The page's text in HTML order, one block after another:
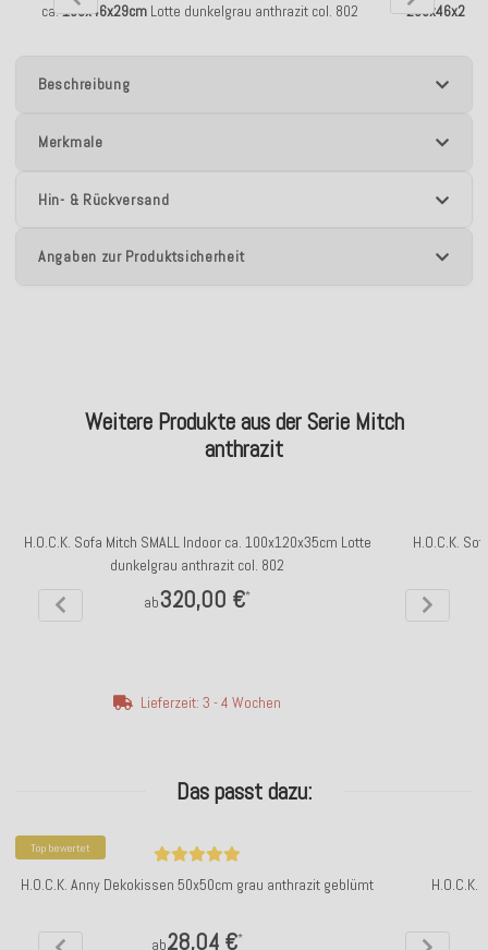
ca.100x46x29cm Lotte dunkelgrau anthrazit col. 802
Beschreibung
Merkmale
Hin- & Rückversand
Angaben zur Produktsicherheit
Weitere Produkte aus der Serie Mitch
anthrazit
H.O.C.K. Sofa Mitch SMALL Indoor ca. 100x120x35cm Lotte
dunkelgrau anthrazit col. 802
ab320,00 €*
Lieferzeit: 3 - 4 Wochen
H.O.C.K.
Das passt dazu:
Top bewertet
H.O.C.K. Anny Dekokissen 50x50cm grau anthrazit geblümt
ab28,04 €*